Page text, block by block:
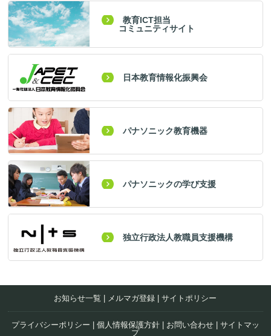
教育ICT担当
コミュニティサイト
日本教育情報化振興会
パナソニック教育機器
パナソニックの学び支援
独立行政法人教職員支援機構
お知らせ一覧 | メルマガ登録 |サイトポリシー
プライバシーポリシー | 個人情報保護方針| お問い合わせ| サイトマッ
プ